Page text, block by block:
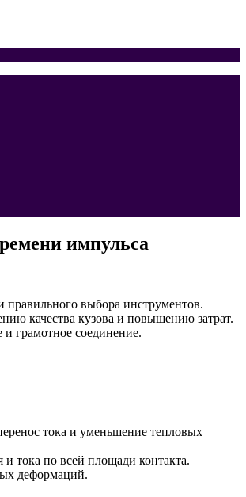
импульса
выбора инструментов.
качества кузова и повышению затрат.
грамотное соединение.
тока и уменьшение тепловых
тока по всей площади контакта.
деформаций.